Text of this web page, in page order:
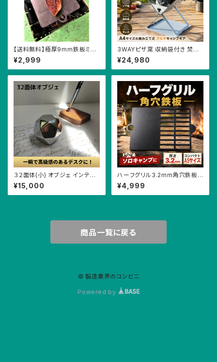
【送料無料】極厚9mm鉄板ミニ
アウトドア キャンプ ソロキャン
プ 鉄板 安い
¥2,999
3WAYピザ窯 収納袋付き 焚火
台 燻製 ピザ窯 アウトドアギア
キャンプ オーブン
¥24,980
３２面体(小) オブジェ インテリ
ア 雑貨 置物 卓上 ギフト 重し
ペーパーウェイト 文鎮 ステンレ
ス 高級感 アート 精密 客室グッ
¥15,000
ハーフグリル3.2mm角穴鉄板
A5サイズ 収納袋つき ソロキャ
ンプ アウトドアギア
¥4,999
商品一覧に戻る
© 製造業界のコンビニ
Powered by